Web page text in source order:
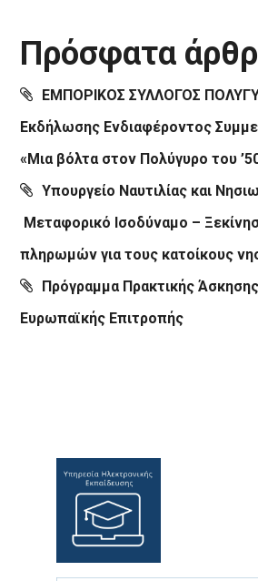
Πρόσφατα
ΕΜΠΟΡΙΚΟΣ ΣΥΛΛΟΓΟΣ
Εκδήλωσης Ενδιαφέροντος
«Μια βόλτα στον Πολύγυρο του
Υπουργείο Ναυτιλίας και
Μεταφορικό Ισοδύναμο –
πληρωμών για τους κατοίκους
Πρόγραμμα Πρακτικής
Ευρωπαϊκής Επιτροπής